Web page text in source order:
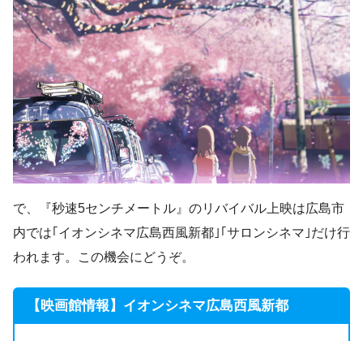
で、『秒速5センチメートル』のリバイバル上映は広島市
内では｢イオンシネマ広島西風新都｣｢サロンシネマ｣だけ行
われます。この機会にどうぞ。
【映画館情報】イオンシネマ広島西風新都